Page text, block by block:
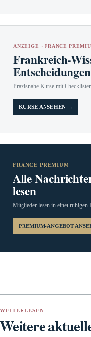
ANZEIGE · FRANCE
Frankreich-
Entscheidungen
Praxisnahe Kurse mit
KURSE ANSEHEN →
FRANCE PREMIUM
Alle
lesen
Mitglieder lesen in einer ruhigen
PREMIUM-ANGEBOT
WEITERLESEN
Weitere